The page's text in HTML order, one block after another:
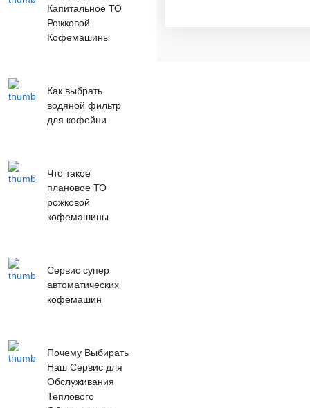
Капитальное ТО
Рожковой
Кофемашины
Как выбрать
водяной фильтр
для кофейни
Что такое
плановое ТО
рожковой
кофемашины
Сервис супер
автоматических
кофемашин
Почему Выбирать
Наш Сервис для
Обслуживания
Теплового